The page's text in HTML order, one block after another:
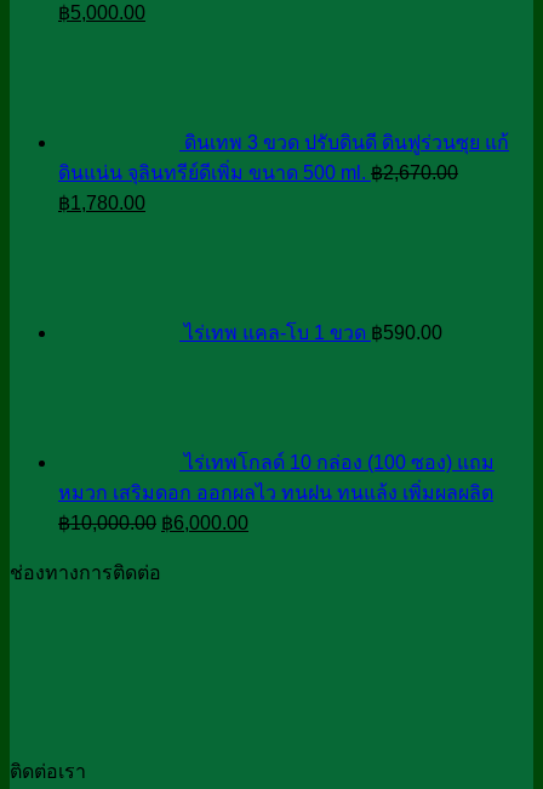
Original
฿5,000.00Current
ดินเทพ 3 ขวด ปรับดินดี ดินฟูร่วนซุย แก้
ดินแน่น จุลินทรีย์ดีเพิ่ม ขนาด 500 ml. ฿2,670.00
Original
฿1,780.00Current
ไร่เทพ แคล-โบ 1 ขวด ฿590.00
ไร่เทพโกลด์ 10 กล่อง (100 ซอง) แถม
หมวก เสริมดอก ออกผลไว ทนฝน ทนแล้ง เพิ่มผลผลิต
฿10,000.00 Original
฿6,000.00Current
ช่องทางการติดต่อ
ติดต่อเรา